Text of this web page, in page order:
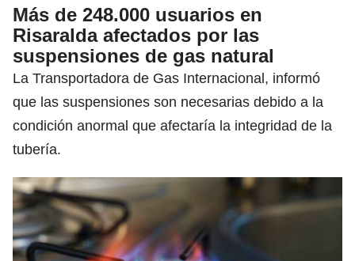
Más de 248.000 usuarios en
Risaralda afectados por las
suspensiones de gas natural
La Transportadora de Gas Internacional, informó
que las suspensiones son necesarias debido a la
condición anormal que afectaría la integridad de la
tubería.